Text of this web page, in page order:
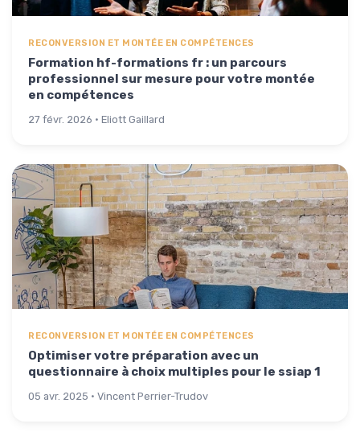
RECONVERSION ET MONTÉE EN COMPÉTENCES
Formation hf-formations fr : un parcours
professionnel sur mesure pour votre montée
en compétences
27 févr. 2026 · Eliott Gaillard
RECONVERSION ET MONTÉE EN COMPÉTENCES
Optimiser votre préparation avec un
questionnaire à choix multiples pour le ssiap 1
05 avr. 2025 · Vincent Perrier-Trudov